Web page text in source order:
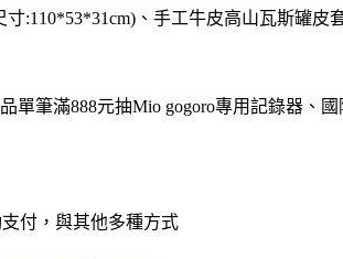
寸:110*53*31cm)、手工牛皮高山瓦斯罐
單筆滿888元抽Mio gogoro專用記錄器、
付，與其他多種方式